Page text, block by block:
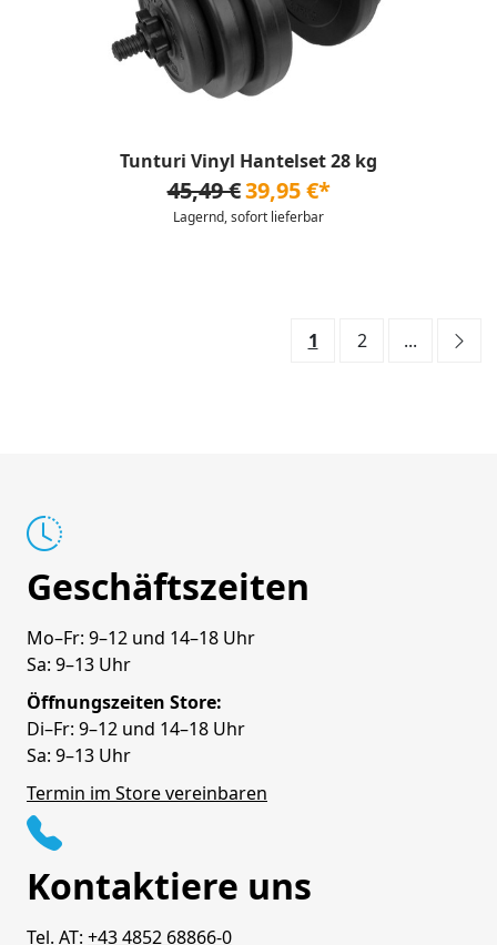
Tunturi Vinyl Hantelset 28 kg
45,49 €39,95 €*
Lagernd, sofort lieferbar
1 2 ...
Geschäftszeiten
Mo–Fr: 9–12 und 14–18 Uhr
Sa: 9–13 Uhr
Öffnungszeiten Store:
Di–Fr: 9–12 und 14–18 Uhr
Sa: 9–13 Uhr
Termin im Store vereinbaren
Kontaktiere uns
Tel. AT: +43 4852 68866-0